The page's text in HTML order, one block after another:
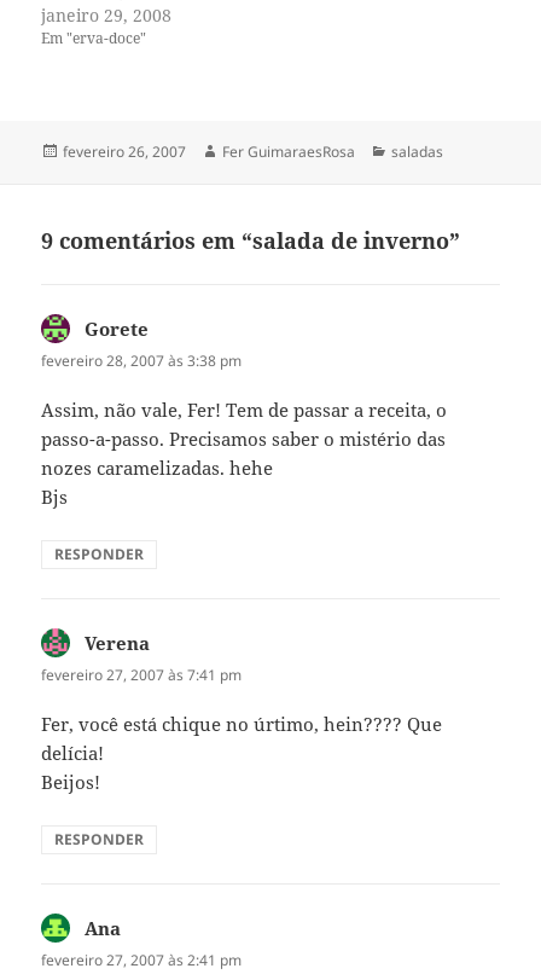
janeiro 29, 2008
Em "erva-doce"
Publicado
fevereiro 26, 2007 Autor
Fer GuimaraesRosa Categorias
saladas
9 comentários em “salada de inverno”
Gorete
fevereiro 28, 2007 às 3:38 pm
Assim, não vale, Fer! Tem de passar a receita, o
passo-a-passo. Precisamos saber o mistério das
nozes caramelizadas. hehe
Bjs
RESPONDER
Verena
fevereiro 27, 2007 às 7:41 pm
Fer, você está chique no úrtimo, hein???? Que
delícia!
Beijos!
RESPONDER
Ana
fevereiro 27, 2007 às 2:41 pm